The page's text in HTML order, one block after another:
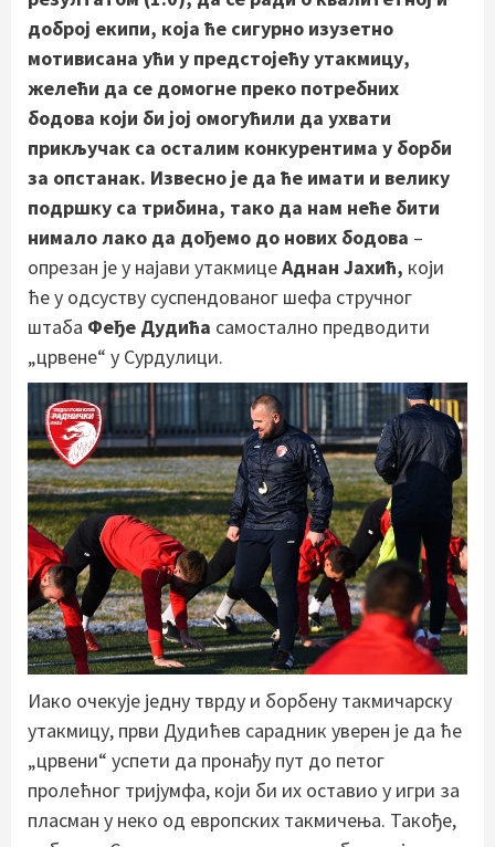
доброј екипи, која ће сигурно изузетно
мотивисана ући у предстојећу утакмицу,
желећи да се домогне преко потребних
бодова који би јој омогућили да ухвати
прикључак са осталим конкурентима у борби
за опстанак. Извесно је да ће имати и велику
подршку са трибина, тако да нам неће бити
нимало лако да дођемо до нових бодова –
опрезан је у најави утакмицеАднан Јахић, који
ће у одсуству суспендованог шефа стручног
штаба Феђе Дудића самостално предводити
„црвене“ у Сурдулици.
Иако очекује једну тврду и борбену такмичарску
утакмицу, први Дудићев сарадник уверен је да ће
„црвени“ успети да пронађу пут до петог
пролећног тријумфа, који би их оставио у игри за
пласман у неко од европских такмичења. Такође,